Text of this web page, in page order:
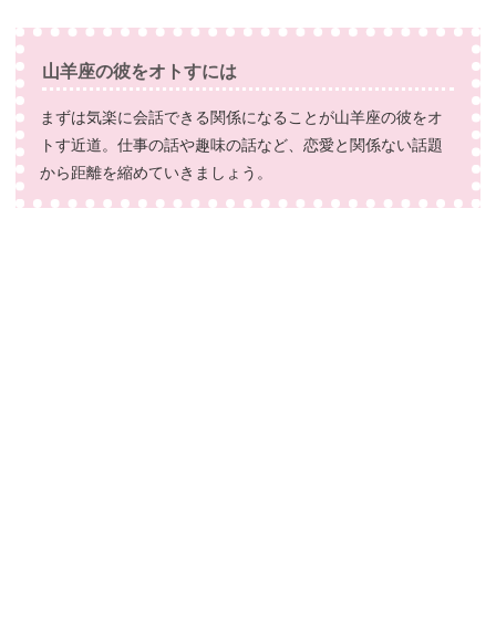
山羊座の彼をオトすには
まずは気楽に会話できる関係になることが山羊座の彼をオ
トす近道。仕事の話や趣味の話など、恋愛と関係ない話題
から距離を縮めていきましょう。